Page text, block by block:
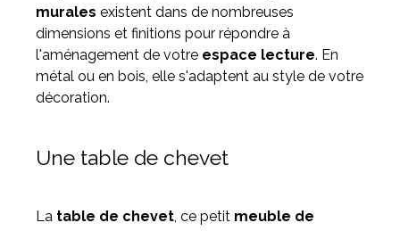
murales existent dans de nombreuses
dimensions et finitions pour répondre à
l'aménagement de votre espace lecture. En
métal ou en bois, elle s'adaptent au style de votre
décoration.
Une table de chevet
La table de chevet, ce petit meuble de